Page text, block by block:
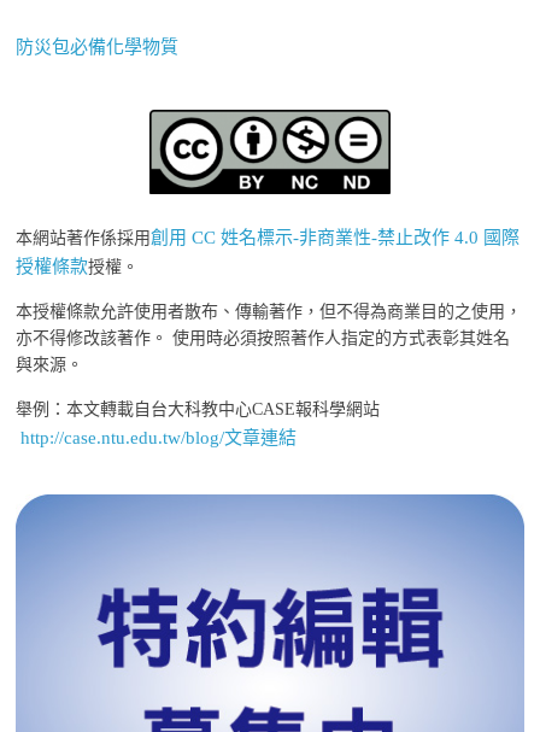
防災包必備化學物質
本網站著作係採用創用 CC 姓名標示-非商業性-禁止改作 4.0 國際
授權條款授權。
本授權條款允許使用者散布、傳輸著作，但不得為商業目的之使用，
亦不得修改該著作。 使用時必須按照著作人指定的方式表彰其姓名
與來源。
舉例：本文轉載自台大科教中心CASE報科學網站
http://case.ntu.edu.tw/blog/文章連結